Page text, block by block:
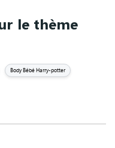
le thème
Body Bébé Harry-potter